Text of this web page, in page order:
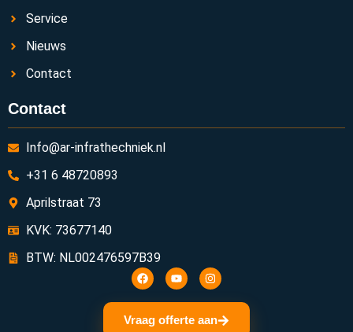
Service
Nieuws
Contact
Contact
Info@ar-infrathechniek.nl
+31 6 48720893
Aprilstraat 73
KVK: 73677140
BTW: NL002476597B39
Vraag offerte aan